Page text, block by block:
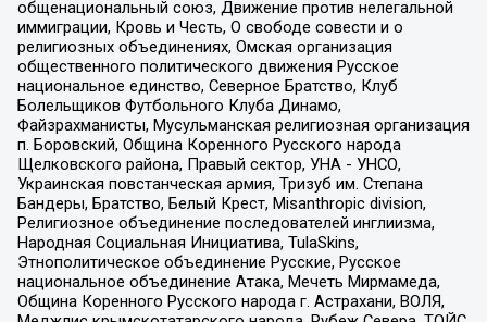
общенациональный союз, Движение против нелегальной
иммиграции, Кровь и Честь, О свободе совести и о
религиозных объединениях, Омская организация
общественного политического движения Русское
национальное единство, Северное Братство, Клуб
Болельщиков Футбольного Клуба Динамо,
Файзрахманисты, Мусульманская религиозная организация
п. Боровский, Община Коренного Русского народа
Щелковского района, Правый сектор, УНА - УНСО,
Украинская повстанческая армия, Тризуб им. Степана
Бандеры, Братство, Белый Крест, Misanthropic division,
Религиозное объединение последователей инглиизма,
Народная Социальная Инициатива, TulaSkins,
Этнополитическое объединение Русские, Русское
национальное объединение Атака, Мечеть Мирмамеда,
Община Коренного Русского народа г. Астрахани, ВОЛЯ,